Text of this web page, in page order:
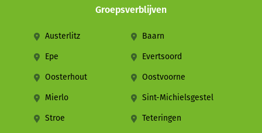
Groepsverblijven
Austerlitz Baarn
Epe Evertsoord
Oosterhout Oostvoorne
Mierlo Sint-Michielsgestel
Stroe Teteringen